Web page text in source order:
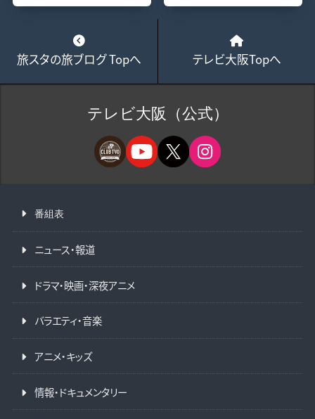
旅スタの旅ブログ Topへ テレビ大阪Topへ
テレビ大阪（公式）
番組表
ニュース・報道
ドラマ・映画・深夜アニメ
バラエティ・音楽
アニメ・キッズ
情報・ドキュメンタリー